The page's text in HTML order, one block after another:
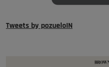
Tweets by pozueloIN